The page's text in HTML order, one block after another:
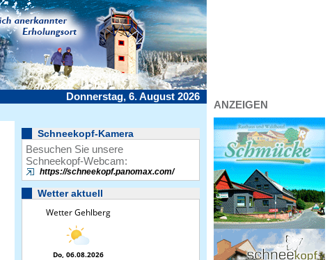
Donnerstag, 6. August 2026
Schneekopf-Kamera
Besuchen Sie unsere
Schneekopf-Webcam:
https://schneekopf.panomax.com/
Wetter aktuell
Wetter Gehlberg
Do, 06.08.2026
ANZEIGEN